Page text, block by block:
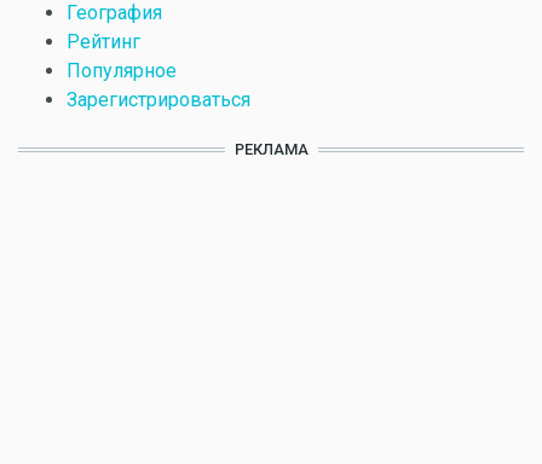
География
Рейтинг
Популярное
Зарегистрироваться
РЕКЛАМА